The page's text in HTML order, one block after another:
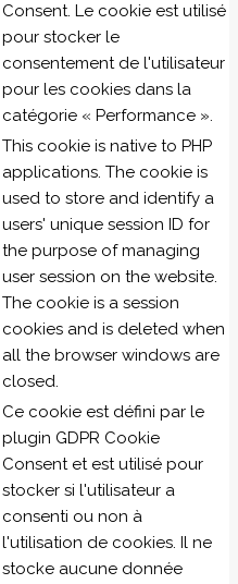
Consent. Le cookie est utilisé
pour stocker le
consentement de l'utilisateur
pour les cookies dans la
catégorie « Performance ».
This cookie is native to PHP
applications. The cookie is
used to store and identify a
users' unique session ID for
the purpose of managing
user session on the website.
The cookie is a session
cookies and is deleted when
all the browser windows are
closed.
Ce cookie est défini par le
plugin GDPR Cookie
Consent et est utilisé pour
stocker si l'utilisateur a
consenti ou non à
l'utilisation de cookies. Il ne
stocke aucune donnée